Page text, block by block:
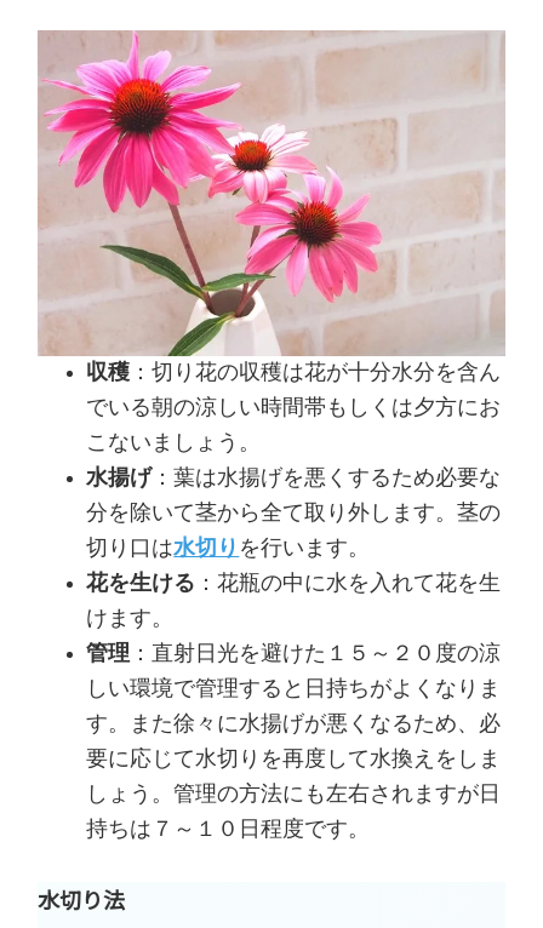
収穫 ：切り花の収穫は花が十分水分を含ん
でいる朝の涼しい時間帯もしくは夕方にお
こないましょう。
水揚げ ：葉は水揚げを悪くするため必要な
分を除いて茎から全て取り外します。茎の
切り口は水切り を行います。
花を生ける ：花瓶の中に水を入れて花を生
けます。
管理 ：直射日光を避けた１５～２０度の涼
しい環境で管理すると日持ちがよくなりま
す。また徐々に水揚げが悪くなるため、必
要に応じて水切りを再度して水換えをしま
しょう。管理の方法にも左右されますが日
持ちは７～１０日程度です。
水切り法